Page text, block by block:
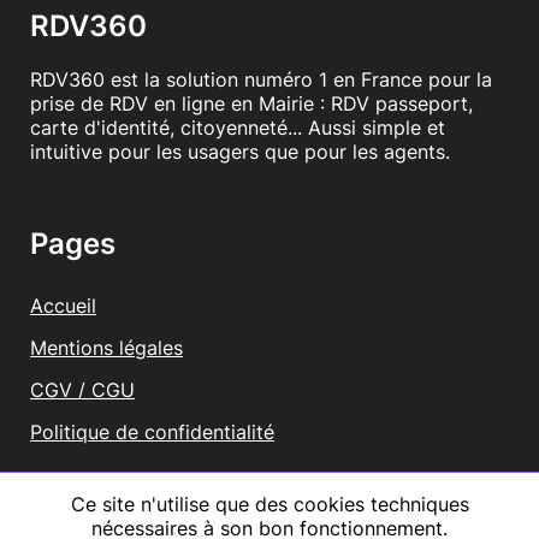
Ce site n'utilise que des cookies techniques
nécessaires à son bon fonctionnement.
RDV360
RDV360 est la solution numéro 1 en France pour la
prise de RDV en ligne en Mairie : RDV passeport,
carte d'identité, citoyenneté... Aussi simple et
intuitive pour les usagers que pour les agents.
Pages
Accueil
Mentions légales
CGV / CGU
Politique de confidentialité
Vous représentez une mairie ?